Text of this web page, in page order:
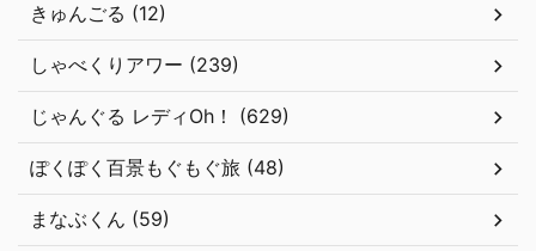
きゅんごる (12)
しゃべくりアワー (239)
じゃんぐる レディOh！ (629)
ぽくぽく百景もぐもぐ旅 (48)
まなぶくん (59)